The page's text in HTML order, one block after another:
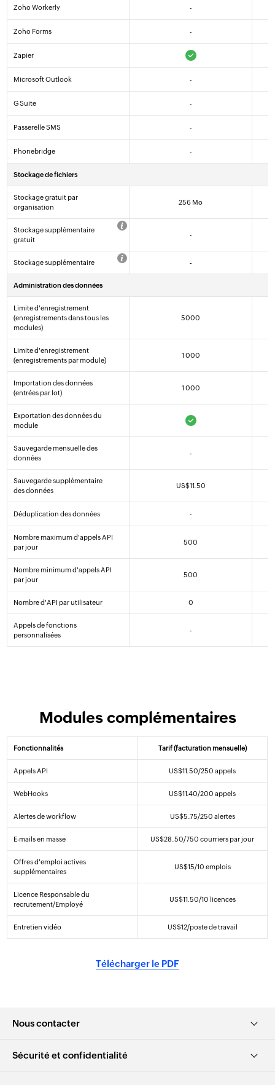
MAINTENANT
Zoho Workerly -
Zoho Forms -
Zapier
Microsoft Outlook -
G Suite -
Passerelle SMS -
Phonebridge -
Stockage de fichiers
Stockage gratuit par
organisation
256 Mo
Stockage supplémentaire
gratuit
-
Stockage supplémentaire -
Administration des données
Limite d'enregistrement
(enregistrements dans tous les
modules)
5000
Limite d'enregistrement
(enregistrements par module)
1 000
Importation des données
(entrées par lot)
1 000
Exportation des données du
module
Sauvegarde mensuelle des
données
-
Sauvegarde supplémentaire
des données
US$11.50
Déduplication des données -
Nombre maximum d'appels API
par jour
500
Nombre minimum d'appels API
par jour
500
Nombre d'API par utilisateur 0
Appels de fonctions
personnalisées
-
Modules complémentaires
Fonctionnalités Tarif (facturation mensuelle)
Appels API US$11.50/250 appels
WebHooks US$11.40/200 appels
Alertes de workflow US$5 .75/250 alertes
E-mails en masse US$28 .50/750 courriers par jour
Offres d'emploi actives
supplémentaires
US$15/10 emplois
Licence Responsable du
recrutement/Employé
US$11.50/10 licences
Entretien vidéo US$12/poste de travail
Télécharger le PDF
Nous contacter
Sécurité et confidentialité